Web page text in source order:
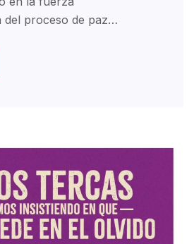
del proceso de paz…